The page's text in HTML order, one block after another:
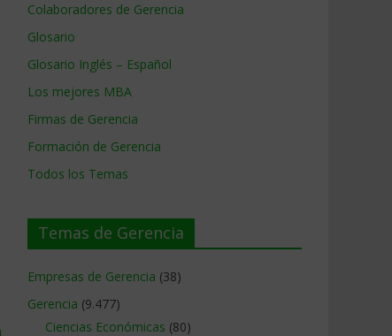
Colaboradores de Gerencia
Glosario
Glosario Inglés – Español
Los mejores MBA
Firmas de Gerencia
Formación de Gerencia
Todos los Temas
Temas de Gerencia
Empresas de Gerencia (38)
Gerencia (9.477)
Ciencias Económicas (80)